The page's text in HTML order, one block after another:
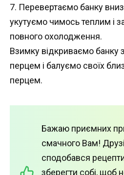
7. Перевертаємо банку
укутуємо чимось теплим і
повного охолодження.
Взимку відкриваємо банку
перцем і балуємо своїх
перцем.
Бажаю приємних
смачного Вам!
сподобався
зберегти собі, щоб